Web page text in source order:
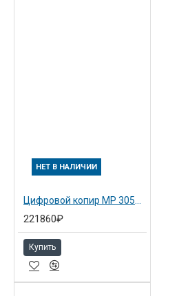
НЕТ В НАЛИЧИИ
221860₽
Купить